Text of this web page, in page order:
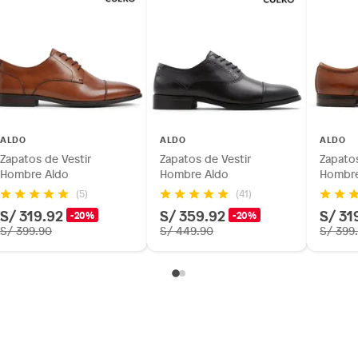
ALDO
Zapatos de Vestir
Hombre Aldo
(5)
S/ 319.92 -20%
S/ 399.90
ALDO
Zapatos de Vestir
Hombre Aldo
(41)
S/ 359.92 -20%
S/ 449.90
ALDO
S/
S/